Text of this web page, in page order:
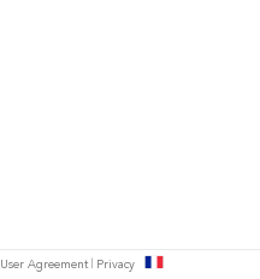
User Agreement Privacy